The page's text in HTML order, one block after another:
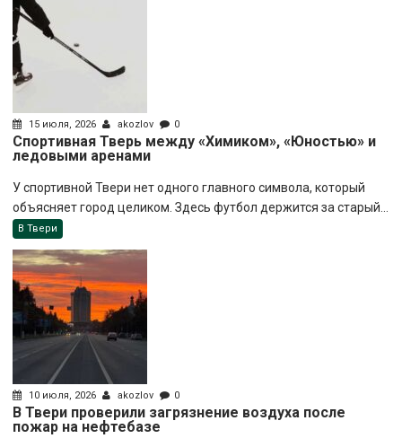
15 июля, 2026 akozlov 0
Спортивная Тверь между «Химиком», «Юностью» и
ледовыми аренами
У спортивной Твери нет одного главного символа, который
объясняет город целиком. Здесь футбол держится за старый...
В Твери
10 июля, 2026 akozlov 0
В Твери проверили загрязнение воздуха после
пожар на нефтебазе